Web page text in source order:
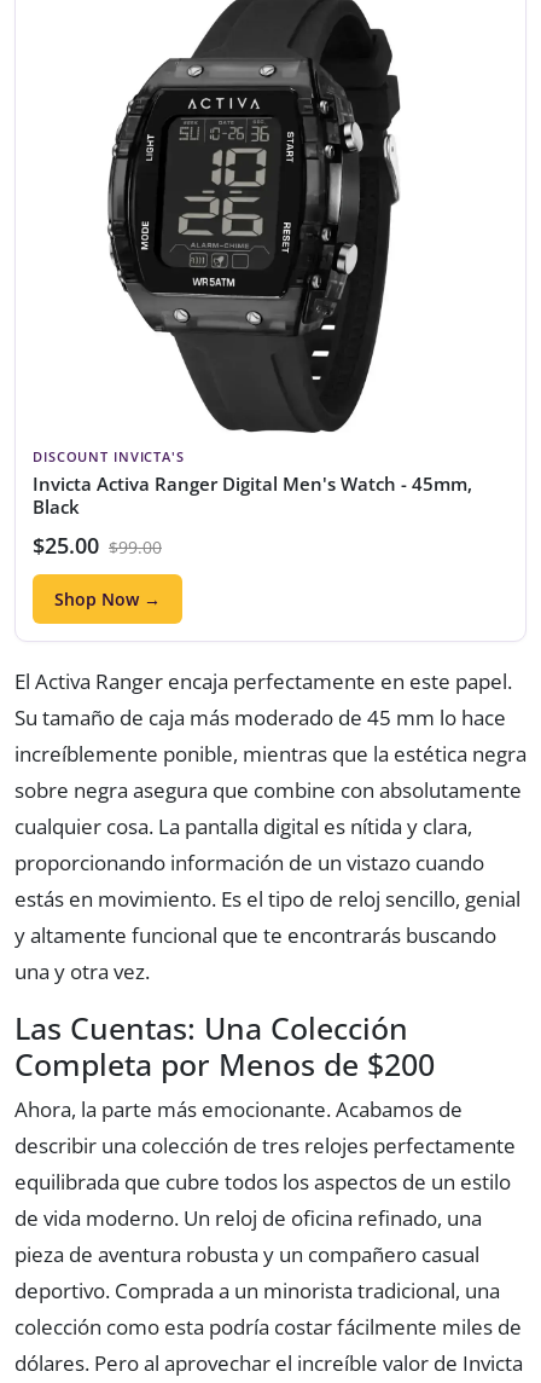
DISCOUNT INVICTA'S
Invicta Activa Ranger Digital Men's Watch - 45mm,
Black
$25.00 $99.00
Shop Now →
El Activa Ranger encaja perfectamente en este papel.
Su tamaño de caja más moderado de 45 mm lo hace
increíblemente ponible, mientras que la estética negra
sobre negra asegura que combine con absolutamente
cualquier cosa. La pantalla digital es nítida y clara,
proporcionando información de un vistazo cuando
estás en movimiento. Es el tipo de reloj sencillo, genial
y altamente funcional que te encontrarás buscando
una y otra vez.
Las Cuentas: Una Colección
Completa por Menos de $200
Ahora, la parte más emocionante. Acabamos de
describir una colección de tres relojes perfectamente
equilibrada que cubre todos los aspectos de un estilo
de vida moderno. Un reloj de oficina refinado, una
pieza de aventura robusta y un compañero casual
deportivo. Comprada a un minorista tradicional, una
colección como esta podría costar fácilmente miles de
dólares. Pero al aprovechar el increíble valor de Invicta